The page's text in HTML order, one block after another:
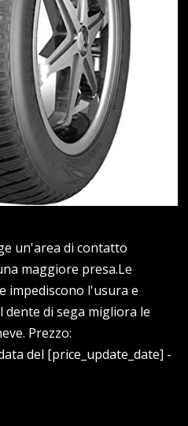
un'area di contatto
maggiore presa.Le
impediscono l'usura e
di sega migliora le
Prezzo:
del [price_update_date] -